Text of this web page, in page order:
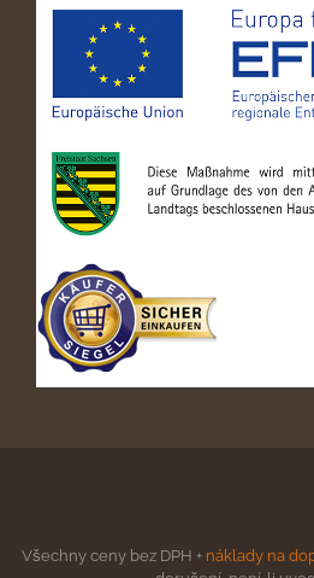
Všechny ceny bez DPH + náklady na